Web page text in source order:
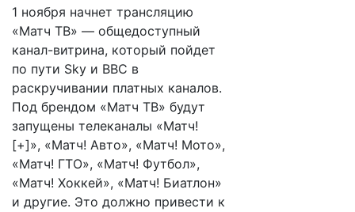
1 ноября начнет трансляцию
«Матч ТВ» — общедоступный
канал-витрина, который пойдет
по пути Sky и BBC в
раскручивании платных каналов.
Под брендом «Матч ТВ» будут
запущены телеканалы «Матч!
[+]», «Матч! Авто», «Матч! Мото»,
«Матч! ГТО», «Матч! Футбол»,
«Матч! Хоккей», «Матч! Биатлон»
и другие. Это должно привести к